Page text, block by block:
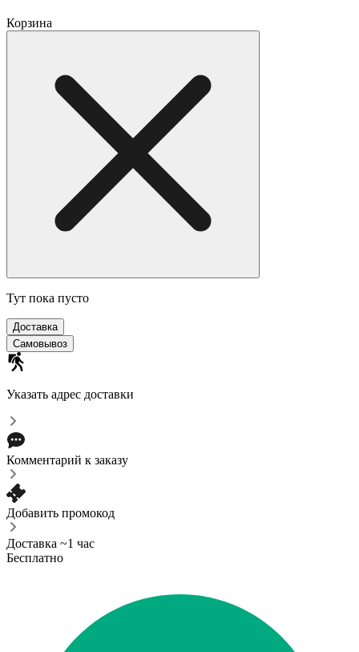
Корзина
Тут пока пусто
Доставка
Самовывоз
Указать адрес доставки
Комментарий к заказу
Добавить промокод
Доставка ~1 час
Бесплатно